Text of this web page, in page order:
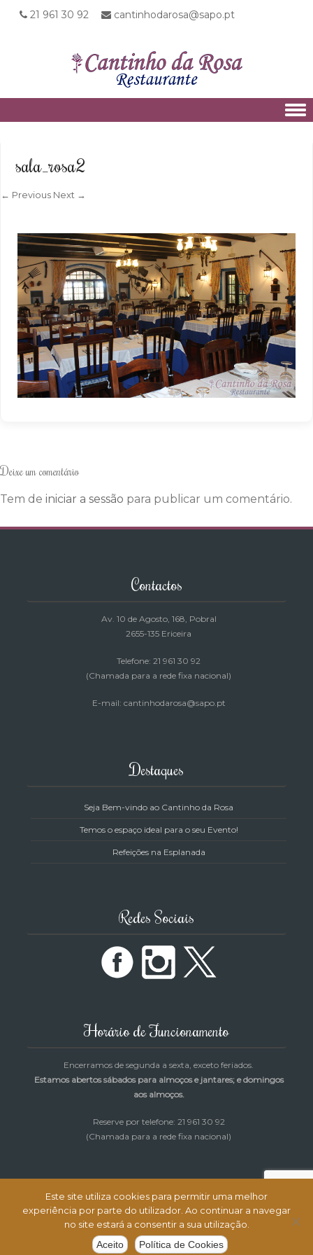
21 961 30 92 cantinhodarosa@sapo.pt
sala_rosa2
← Previous Next →
Deixe um comentário
Tem de iniciar a sessão para publicar um comentário.
Contactos
Av. 10 de Agosto, 168, Pobral
2655-135 Ericeira
Telefone: 21 961 30 92
(Chamada para a rede fixa nacional)
E-mail: cantinhodarosa@sapo.pt
Destaques
Seja Bem-vindo ao Cantinho da Rosa
Temos o espaço ideal para o seu Evento!
Refeições na Esplanada
Redes Sociais
Horário de Funcionamento
Encerramos de segunda a sexta, exceto feriados.
Estamos abertos sábados para almoços e jantares; e domingos
aos almoços.
Reserve por telefone: 21 961 30 92
(Chamada para a rede fixa nacional)
Restaurante Cantinho da Rosa © Todos os direitos reservados |
Desenvolvimento e Alojamento:MagicNet.ws
Este site utiliza cookies para permitir uma melhor
experiência por parte do utilizador. Ao continuar a navegar
no site estará a consentir a sua utilização.
Aceito
Política de Cookies